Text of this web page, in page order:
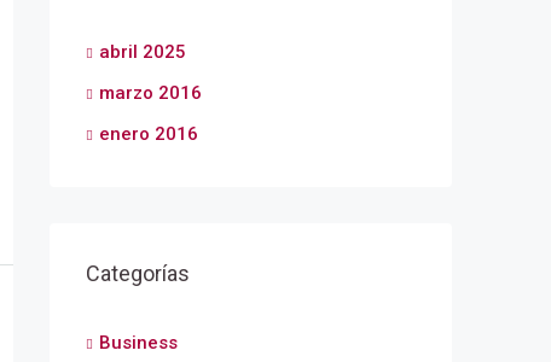
abril 2025
marzo 2016
enero 2016
Categorías
Business